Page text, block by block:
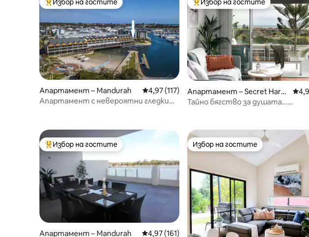
Най-популярен избор на гостите
Избор на гостите
Апартамент – Mandurah Средна оценка: 4,97 от 5, 117 отзива
4,97 (117)
Апартамент с невероятни гледки
Най-популярен избор на гостите
Избор на гостите
Апартамент – Secret Harb
our
Тайно бягство за душата...
Най-популярен избор на гостите
Избор на гостите
Апартамент – Mandurah Средна оценка: 4,97 от 5, 161 отзива
4,97 (161)
Избор на гостите
Избор на гостите